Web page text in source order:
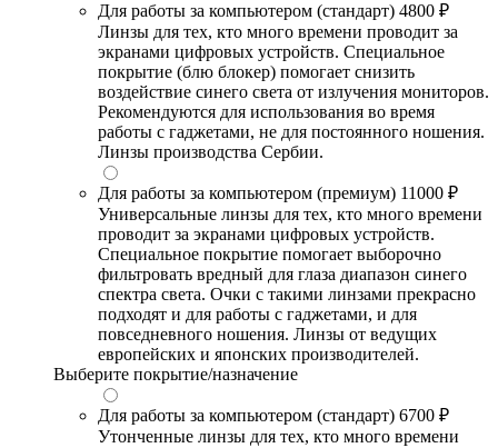
Для работы за компьютером (стандарт) 4800 ₽
Линзы для тех, кто много времени проводит за
экранами цифровых устройств. Специальное
покрытие (блю блокер) помогает снизить
воздействие синего света от излучения мониторов.
Рекомендуются для использования во время
работы с гаджетами, не для постоянного ношения.
Линзы производства Сербии.
Для работы за компьютером (премиум) 11000 ₽
Универсальные линзы для тех, кто много времени
проводит за экранами цифровых устройств.
Специальное покрытие помогает выборочно
фильтровать вредный для глаза диапазон синего
спектра света. Очки с такими линзами прекрасно
подходят и для работы с гаджетами, и для
повседневного ношения. Линзы от ведущих
европейских и японских производителей.
Выберите покрытие/назначение
Для работы за компьютером (стандарт) 6700 ₽
Утонченные линзы для тех, кто много времени